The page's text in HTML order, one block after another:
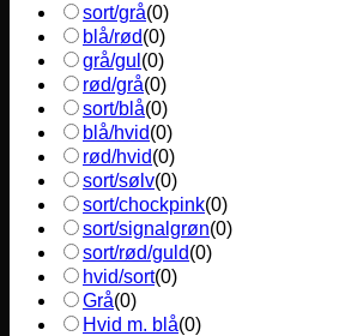
sort/grå(0)
blå/rød(0)
grå/gul (0)
rød/grå(0)
sort/blå(0)
blå/hvid(0)
rød/hvid(0)
sort/sølv(0)
sort/chockpink(0)
sort/signalgrøn(0)
sort/rød/guld(0)
hvid/sort(0)
Grå(0)
Hvid m. blå(0)